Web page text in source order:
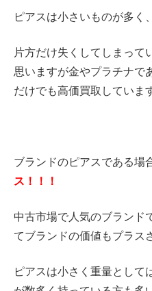
ピアスは小さいものが多く
片方だけ失くしてしまって
思いますが金やプラチナで
だけでも高価買取していま
ブランドのピアスである場
ス！！！
中古市場で人気のブランド
てブランドの価値もプラス
ピアスは小さく重量として